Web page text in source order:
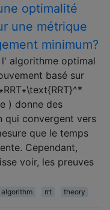
optimalité
une métrique
minimum?
algorithme optimal
basé sur
) donne des
qui convergent vers
que le temps
Cependant,
voir, les preuves
algorithm rrt theory